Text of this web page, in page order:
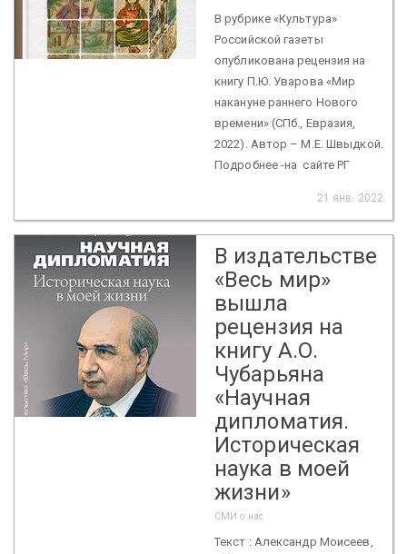
В рубрике «Культура»
Российской газеты
опубликована рецензия на
книгу П.Ю. Уварова «Мир
накануне раннего Нового
времени» (СПб., Евразия,
2022). Автор – М.Е. Швыдкой.
Подробнее -на сайте РГ
21 янв. 2022
В издательстве
«Весь мир»
вышла
рецензия на
книгу А.О.
Чубарьяна
«Научная
дипломатия.
Историческая
наука в моей
жизни»
СМИ о нас
Текст : Александр Моисеев,